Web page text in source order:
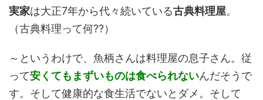
実家は大正7年から代々続いている古典料理屋。
（古典料理って何??）
～というわけで、魚柄さんは料理屋の息子さん。従
って安くてもまずいものは食べられないんだそうで
す。そして健康的な食生活でないとダメ。そして